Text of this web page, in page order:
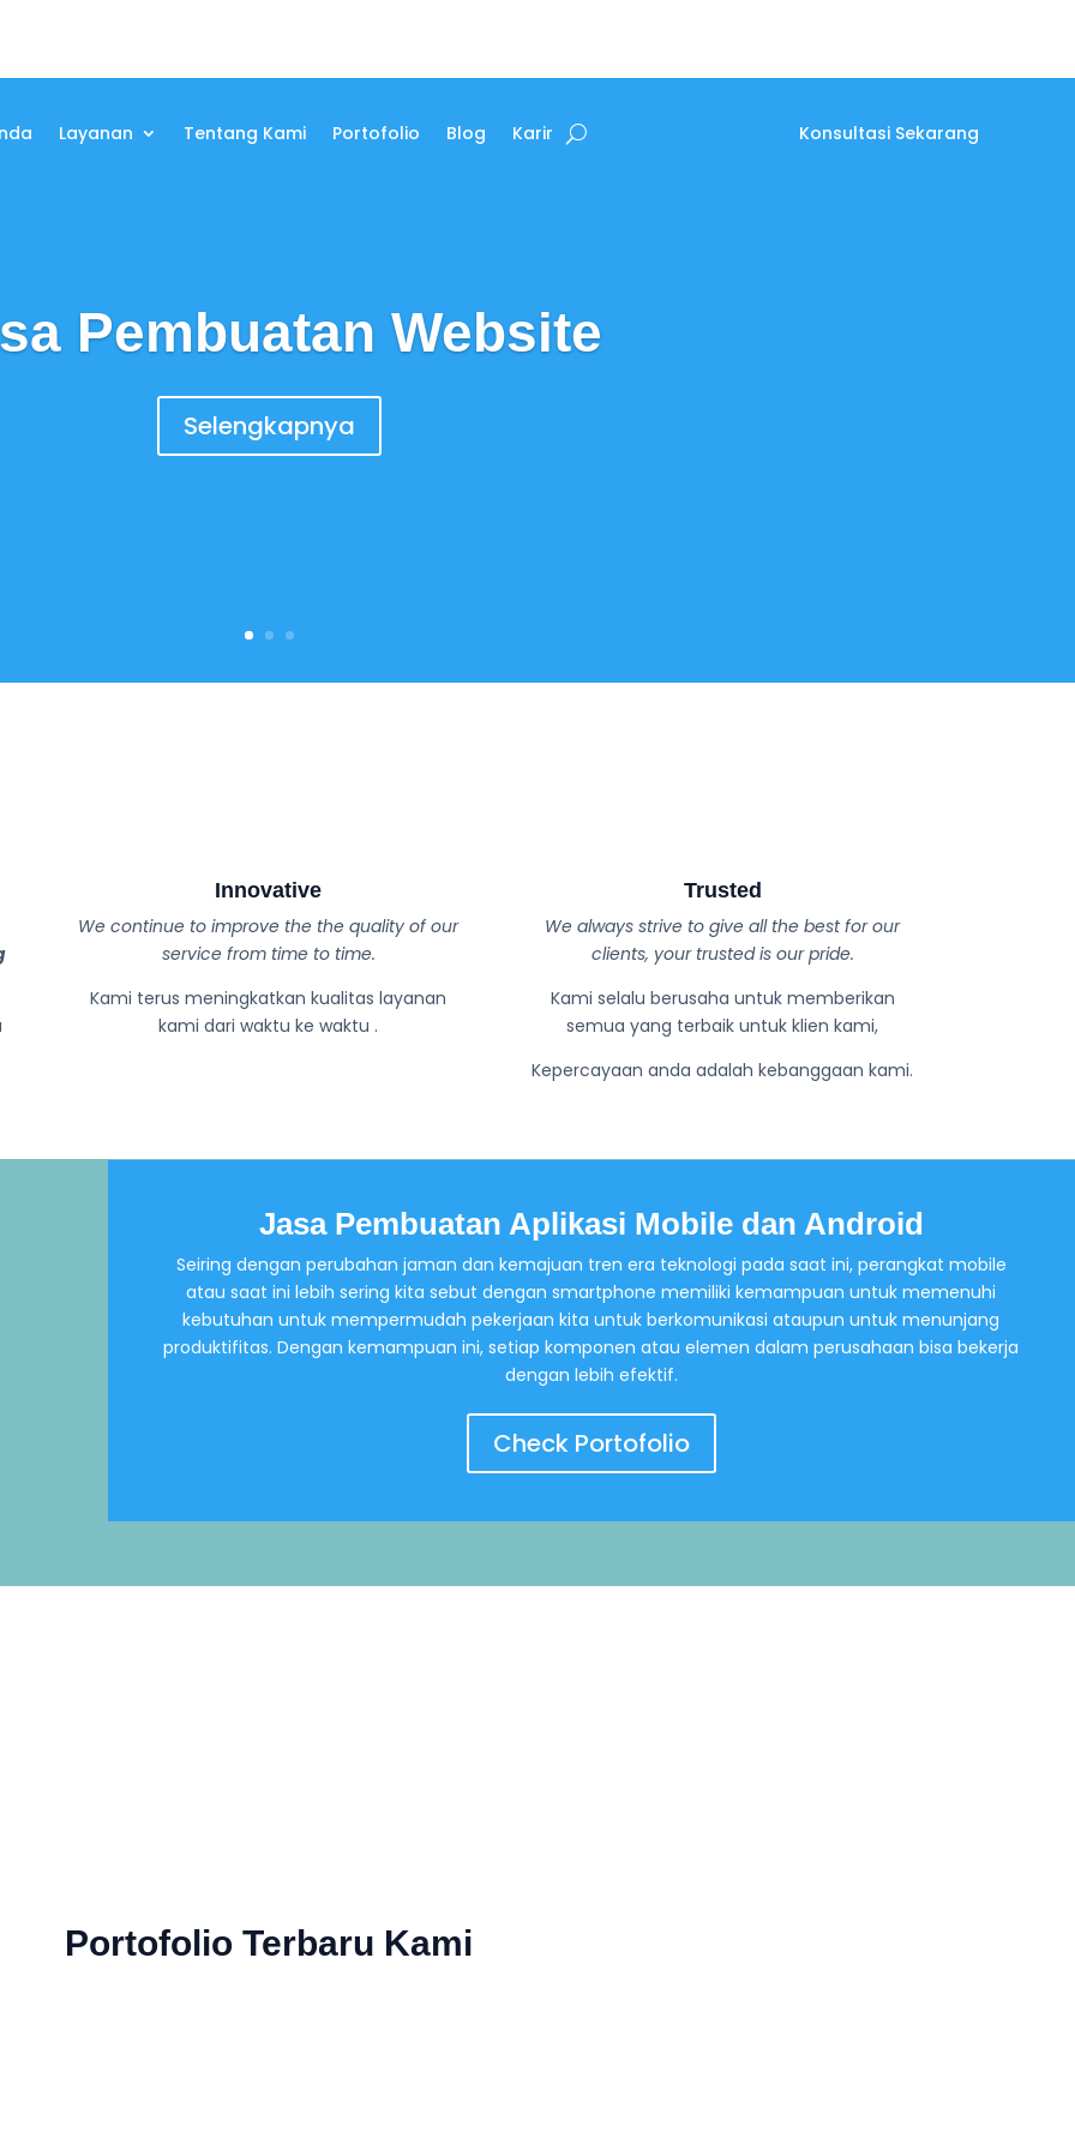
Layanan Tentang Kami Portofolio Blog Karir Konsultasi Sekarang
Pembuatan Website
Selengkapnya
Innovative
We continue to improve the the quality of our
service from time to time.
Kami terus meningkatkan kualitas layanan
kami dari waktu ke waktu .
Trusted
We always strive to give all the best for our
clients, your trusted is our pride.
Kami selalu berusaha untuk memberikan
semua yang terbaik untuk klien kami,
Kepercayaan anda adalah kebanggaan kami.
Jasa Pembuatan Aplikasi Mobile dan Android
Seiring dengan perubahan jaman dan kemajuan tren era teknologi pada saat ini, perangkat mobile
atau saat ini lebih sering kita sebut dengan smartphone memiliki kemampuan untuk memenuhi
kebutuhan untuk mempermudah pekerjaan kita untuk berkomunikasi ataupun untuk menunjang
produktifitas. Dengan kemampuan ini, setiap komponen atau elemen dalam perusahaan bisa bekerja
dengan lebih efektif.
Check Portofolio
Portofolio Terbaru Kami